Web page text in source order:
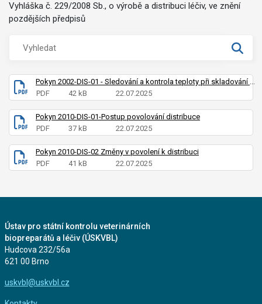
Vyhláška č. 229/2008 Sb., o výrobě a distribuci léčiv, ve znění
pozdějších předpisů
Pokyn 2002-DIS-01 - Sledování a kontrola teploty při skladování a přepravě
PDF 42 kB 22.07.2025
Pokyn 2010-DIS-01-Postup povolování distribuce
PDF
37 kB 22.07.2025
Pokyn 2010-DIS-02 Změny v povolení k distribuci
PDF
41 kB 22.07.2025
Ústav pro státní kontrolu veterinárních
biopreparátů a léčiv (ÚSKVBL)
Hudcova 232/56a
621 00 Brno
uskvbl@uskvbl.cz